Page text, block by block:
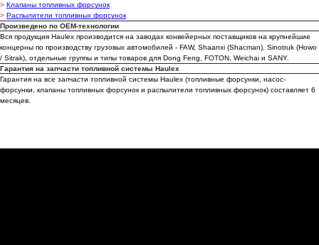
> Клапаны топливных форсунок
> Распылители топливных форсунок
Произведено по OEM-технологии
Вся продукция Haulex производится на заводах конвейерных поставщиков на крупнейшие
концерны по производству грузовых автомобилей - FAW, Shaanxi (Shacman), Sinotruk (Howo
/ Sitrak), отдельные группы и типы товаров для Dong Feng, FOTON, Weichai и SANY.
Гарантия на запчасти топливной системы Haulex
Гарантия на все запчасти топливной системы Haulex (топливные форсунки, насос-
форсунки, клапаны топливных форсунок и распылители топливных форсунок) составляет 6
месяцев.
Дилеры и партнеры
Стать дилером
Бонусная программа
Гарантия
персональных данных